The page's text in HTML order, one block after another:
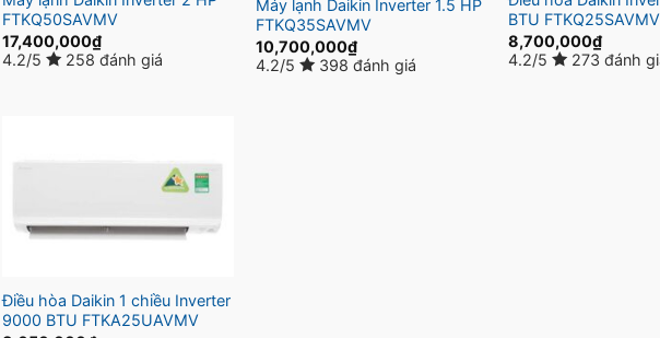
FTKQ50SAVMV
17,400,000₫
4.2/5
258 đánh giá
Máy lạnh Daikin Inverter 1.5 HP
FTKQ35SAVMV
10,700,000₫
4.2/5
398 đánh giá
BTU FTKQ25SAVMV
8,700,000₫
4.2/5
273 đánh
Điều hòa Daikin 1 chiều Inverter
9000 BTU FTKA25UAVMV